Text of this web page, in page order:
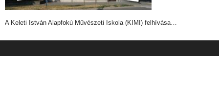
A Keleti István Alapfokú Művészeti Iskola (KIMI) felhívása…